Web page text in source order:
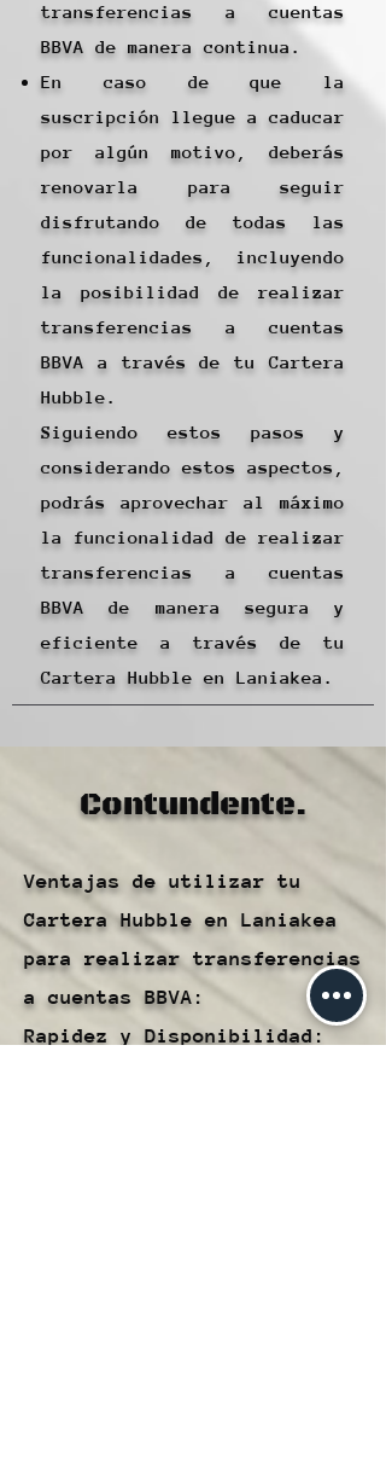
transferencias a cuentas
BBVA de manera continua.
En caso de que la
suscripción llegue a caducar
por algún motivo, deberás
renovarla para seguir
disfrutando de todas las
funcionalidades, incluyendo
la posibilidad de realizar
transferencias a cuentas
BBVA a través de tu Cartera
Hubble.
Siguiendo estos pasos y
considerando estos aspectos,
podrás aprovechar al máximo
la funcionalidad de realizar
transferencias a cuentas
BBVA de manera segura y
eficiente a través de tu
Cartera Hubble en Laniakea.
Contundente.
Ventajas de utilizar tu
Cartera Hubble en Laniakea
para realizar transferencias
a cuentas BBVA:
Rapidez y Disponibilidad: